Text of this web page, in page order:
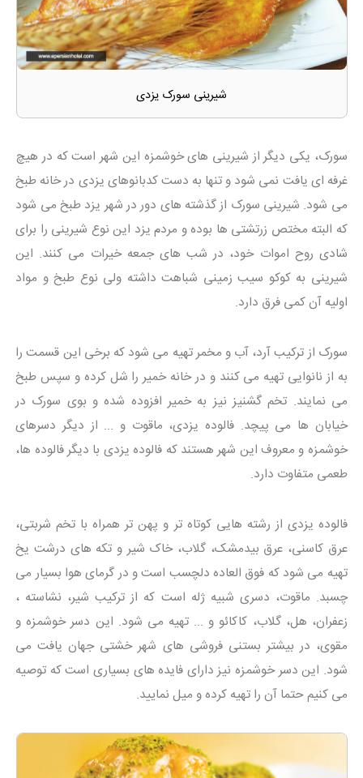
شیرینی سورک یزدی
سورک، یکی دیگر از شیرینی های خوشمزه این شهر است که در هیچ
غرفه ای یافت نمی شود و تنها به دست کدبانوهای یزدی در خانه طبخ
می شود. شیرینی سورک از گذشته های دور در شهر یزد طبخ می شود
که البته مختص زرتشتی ها بوده و مردم یزد این نوع شیرینی را برای
شادی روح اموات خود، در شب های جمعه خیرات می کنند. این
شیرینی به کوکو سیب زمینی شباهت داشته ولی نوع طبخ و مواد
اولیه آن کمی فرق دارد.
سورک از ترکیب آرد، آب و مخمر تهیه می شود که برخی این قسمت را
به از نانوایی تهیه می کنند و در خانه خمیر را شل کرده و سپس طبخ
می نمایند. تخم گشنیز نیز به خمیر افزوده شده و بوی سورک در
خیابان ها می پیچد. فالوده یزدی، ماقوت و ... از دیگر دسرهای
خوشمزه و معروف این شهر هستند که فالوده یزدی با دیگر فالوده ها،
طعمی متفاوت دارد.
فالوده یزدی از رشته هایی کوتاه تر و پهن تر همراه با تخم شربتی،
عرق کاسنی، عرق بیدمشک، گلاب، خاک شیر و تکه های درشت یخ
تهیه می شود که فوق العاده دلچسب است و در گرمای هوا بسیار می
چسبد. ماقوت، دسری شبیه ژله است که از ترکیب شیر، نشاسته ،
زعفران، هل، گلاب، کاکائو و ... تهیه می شود. این دسر خوشمزه و
مقوی، در بیشتر بستنی فروشی های شهر خشتی جهان یافت می
شود. این دسر خوشمزه نیز دارای فایده های بسیاری است که توصیه
می کنیم حتما آن را تهیه کرده و میل نمایید.